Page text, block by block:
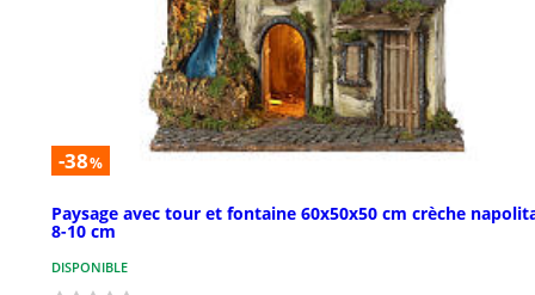
-38%
Paysage avec tour et fontaine 60x50x50 cm crèche
8-10 cm
DISPONIBLE